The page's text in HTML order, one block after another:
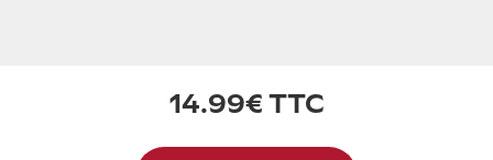
14.99€ TTC